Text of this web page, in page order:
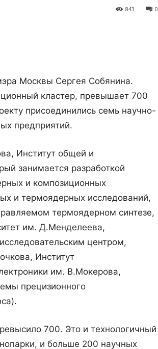
0
843
Москвы Сергея Собянина.
кластер, превышает 700
присоединились семь научно-
предприятий.
Институт общей и
занимается разработкой
и композиционных
и термоядерных исследований,
термоядерном синтезе,
им. Д.Менделеева,
центром,
Институт
им. В.Мокерова,
прецизионного
700. Это и технологичный
и больше 200 научных